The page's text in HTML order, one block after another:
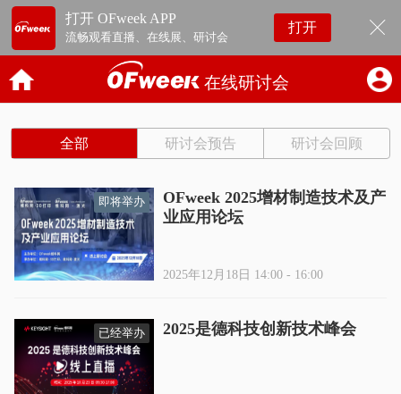
打开 OFweek APP
流畅观看直播、在线展、研讨会
打开
在线研讨会
全部 研讨会预告 研讨会回顾
即将举办
OFweek 2025增材制造技术及产
业应用论坛
2025年12月18日 14:00 - 16:00
已经举办 2025是德科技创新技术峰会